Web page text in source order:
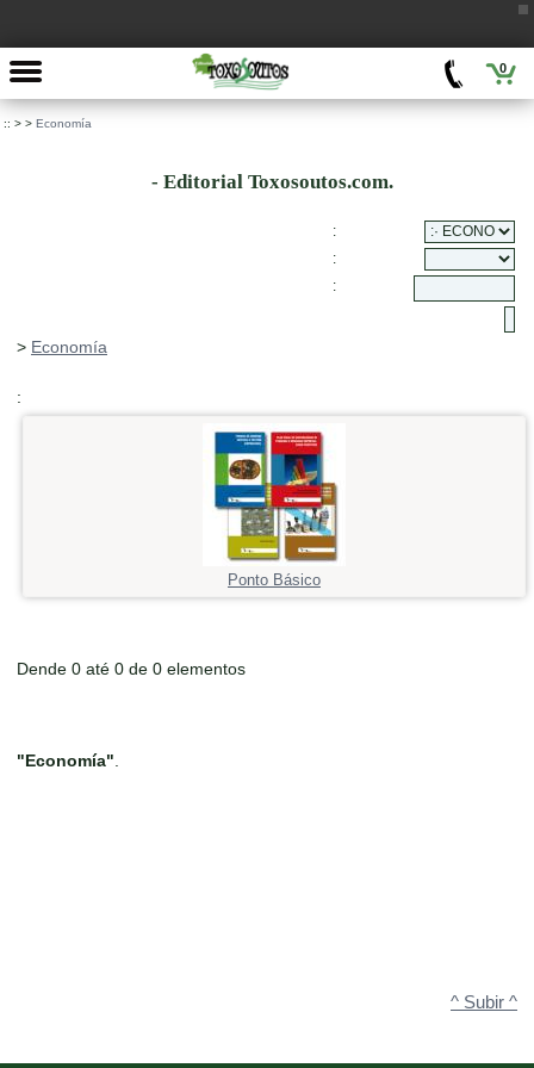
0
:: > > Economía
- Editorial Toxosoutos.com.
:
:
:
> Economía
:
Ponto Básico
Dende 0 até 0 de 0 elementos
"Economía"
^ Subir ^